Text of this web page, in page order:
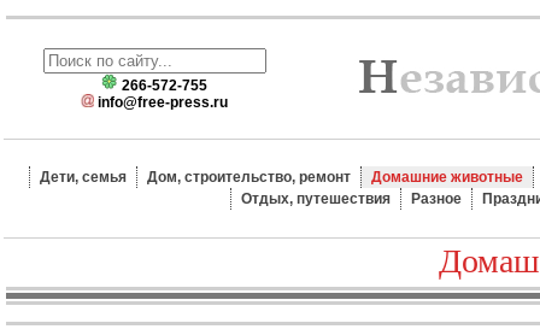
266-572-755
info@free-press.ru
Дети, семья Дом, строительство, ремонт
Домашние животные
Отдых, путешествия
Разное